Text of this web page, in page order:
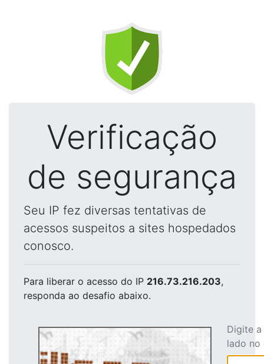
Verificação
de segurança
Seu IP fez diversas tentativas de
acessos suspeitos a sites hospedados
conosco.
Para liberar o acesso do IP 216.73.216.203,
responda ao desafio abaixo.
Digite
lado no